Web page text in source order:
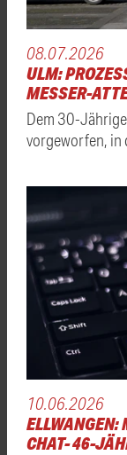
08.07.2026
ULM:
ESSER-
Dem 30-
vorgeworfen, in
10.06.2026
ELLWANGEN:
CHAT- 46-